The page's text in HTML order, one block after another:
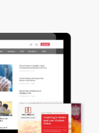
DEZAN
Meet the
their website